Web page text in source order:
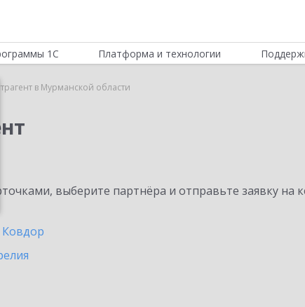
1С Платформа и технологии
в Мурманской области
выберите партнёра и отправьте заявку на
Ковдор